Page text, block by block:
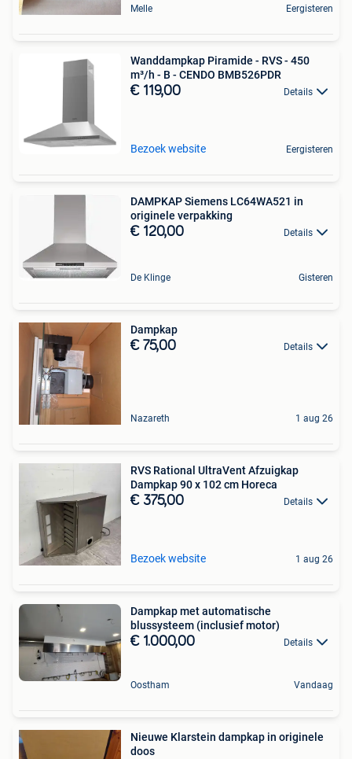
Melle Eergisteren
Wanddampkap Piramide - RVS - 450
m³/h - B - CENDO BMB526PDR
€ 119,00 Details
Bezoek website Eergisteren
DAMPKAP Siemens LC64WA521 in
originele verpakking
€ 120,00 Details
De Klinge Gisteren
Dampkap
€ 75,00 Details
Nazareth 1 aug 26
RVS Rational UltraVent Afzuigkap
Dampkap 90 x 102 cm Horeca
€ 375,00 Details
Bezoek website 1 aug 26
Dampkap met automatische
blussysteem (inclusief motor)
€ 1.000,00 Details
Oostham Vandaag
Nieuwe Klarstein dampkap in originele
doos